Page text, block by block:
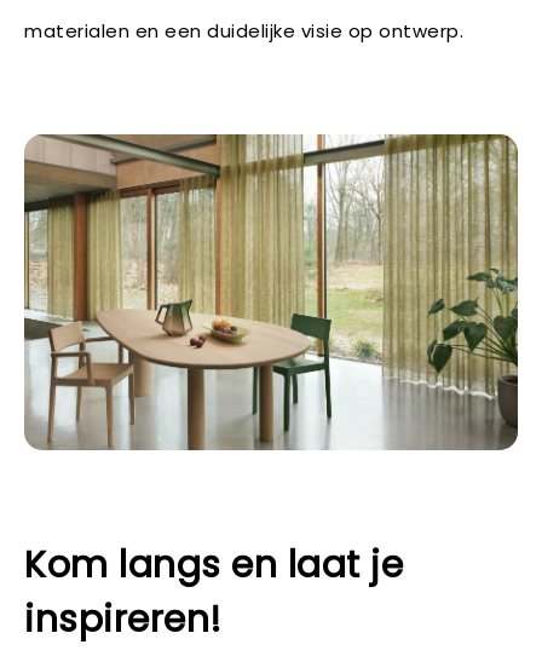
materialen en een duidelijke visie op ontwerp.
Kom langs en laat je
inspireren!